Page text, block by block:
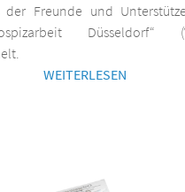
der Freunde und
Düsseldorf“
WEITERLESEN